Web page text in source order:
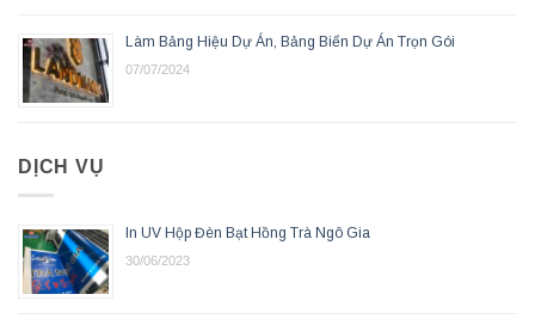
Làm Bảng Hiệu Dự Án, Bảng Biển Dự Án Trọn Gói
07/07/2024
DỊCH VỤ
In UV Hộp Đèn Bạt Hồng Trà Ngô Gia
30/06/2023